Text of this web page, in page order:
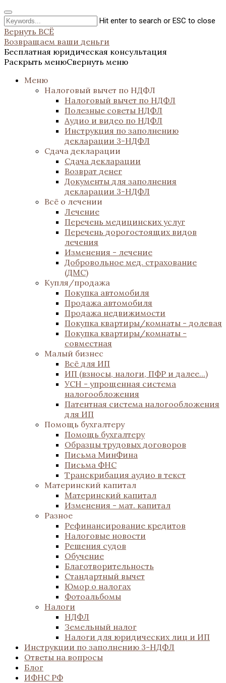
Hit enter to search or ESC to close
Вернуть ВСЁ
Возвращаем ваши деньги
Бесплатная юридическая консультация
Раскрыть менюСвернуть меню
Меню
Налоговый вычет по НДФЛ
Налоговый вычет по НДФЛ
Полезные советы НДФЛ
Аудио и видео по НДФЛ
Инструкция по заполнению
декларации 3-НДФЛ
Сдача декларации
Сдача декларации
Возврат денег
Документы для заполнения
декларации 3-НДФЛ
Всё о лечении
Лечение
Перечень медицинских услуг
Перечень дорогостоящих видов
лечения
Изменения - лечение
Добровольное мед. страхование
(ДМС)
Купля/продажа
Покупка автомобиля
Продажа автомобиля
Продажа недвижимости
Покупка квартиры/комнаты - долевая
Покупка квартиры/комнаты -
совместная
Малый бизнес
Всё для ИП
ИП (взносы, налоги, ПФР и далее...)
УСН - упрощенная система
налогообложения
Патентная система налогообложения
для ИП
Помощь бухгалтеру
Помощь бухгалтеру
Образцы трудовых договоров
Письма МинФина
Письма ФНС
Транскрибация аудио в текст
Материнский капитал
Материнский капитал
Изменения - мат. капитал
Разное
Рефинансирование кредитов
Налоговые новости
Решения судов
Обучение
Благотворительность
Стандартный вычет
Юмор о налогах
Фотоальбомы
Налоги
НДФЛ
Земельный налог
Налоги для юридических лиц и ИП
Инструкции по заполнению 3-НДФЛ
Ответы на вопросы
Блог
ИФНС РФ